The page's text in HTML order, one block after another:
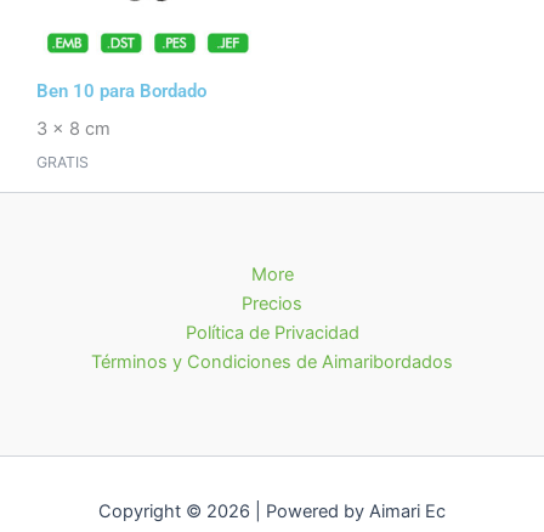
Ben 10 para Bordado
3 x 8 cm
GRATIS
More
Precios
Política de Privacidad
Términos y Condiciones de Aimaribordados
Copyright © 2026 | Powered by Aimari Ec